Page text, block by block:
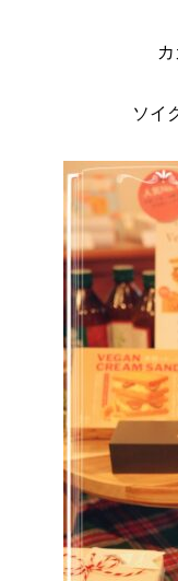
ソイ